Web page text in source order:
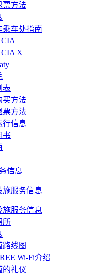
票方法
乘车处指南
X
表
买方法
票方法
行信息
书
信息
施服务信息
施服务信息
所
路线图
Wi-Fi介绍
的礼仪